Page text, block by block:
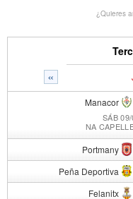
¿Quieres
«
Manacor
SÁB
NA
Portmany
Peña Deportiva
Felanitx